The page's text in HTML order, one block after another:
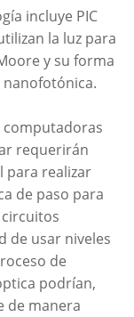
incluye PIC
la luz para
y su forma
computadoras
requerirán
para realizar
de paso para
de usar niveles
de
podrían,
de manera